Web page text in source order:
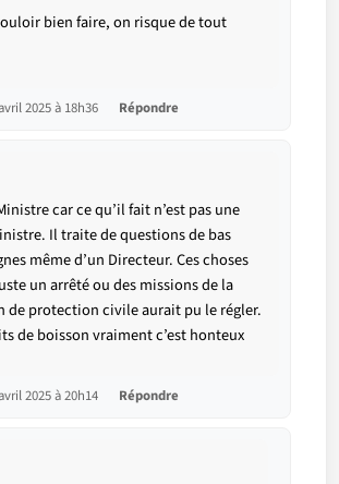
bien faire, on risque de tout
2025 à 18h36 Répondre
car ce qu’il fait n’est pas une
Il traite de questions de bas
même d’un Directeur. Ces choses
un arrêté ou des missions de la
de protection civile aurait pu le régler.
de boisson vraiment c’est honteux
2025 à 20h14 Répondre